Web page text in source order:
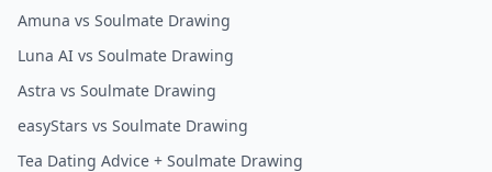
Amuna vs Soulmate Drawing
Luna AI vs Soulmate Drawing
Astra vs Soulmate Drawing
easyStars vs Soulmate Drawing
Tea Dating Advice + Soulmate Drawing